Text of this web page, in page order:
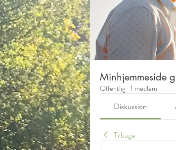
Minhjemmeside
Offentlig · 1 medlem
Diskussion
Tilbage